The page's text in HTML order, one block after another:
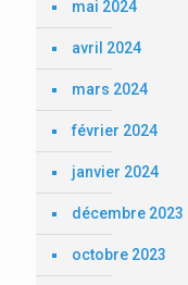
mai 2024
avril 2024
mars 2024
février 2024
janvier 2024
décembre 2023
octobre 2023